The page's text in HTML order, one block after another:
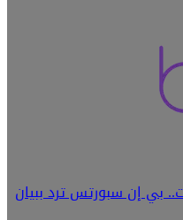
بي إن سبورتس ترد ببيان